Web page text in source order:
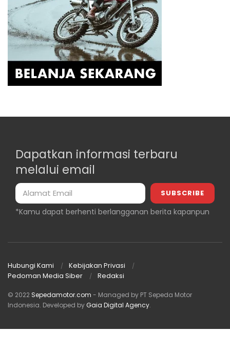
Dapatkan informasi terbaru
melalui email
*Kamu dapat berhenti berlangganan berita kapanpun
Hubungi Kami
Kebijakan Privasi
Pedoman Media Siber
Redaksi
© 2022 Sepedamotor.com - Managed by PT Sepeda Motor
Indonesia. Developed by Gaia Digital Agency.